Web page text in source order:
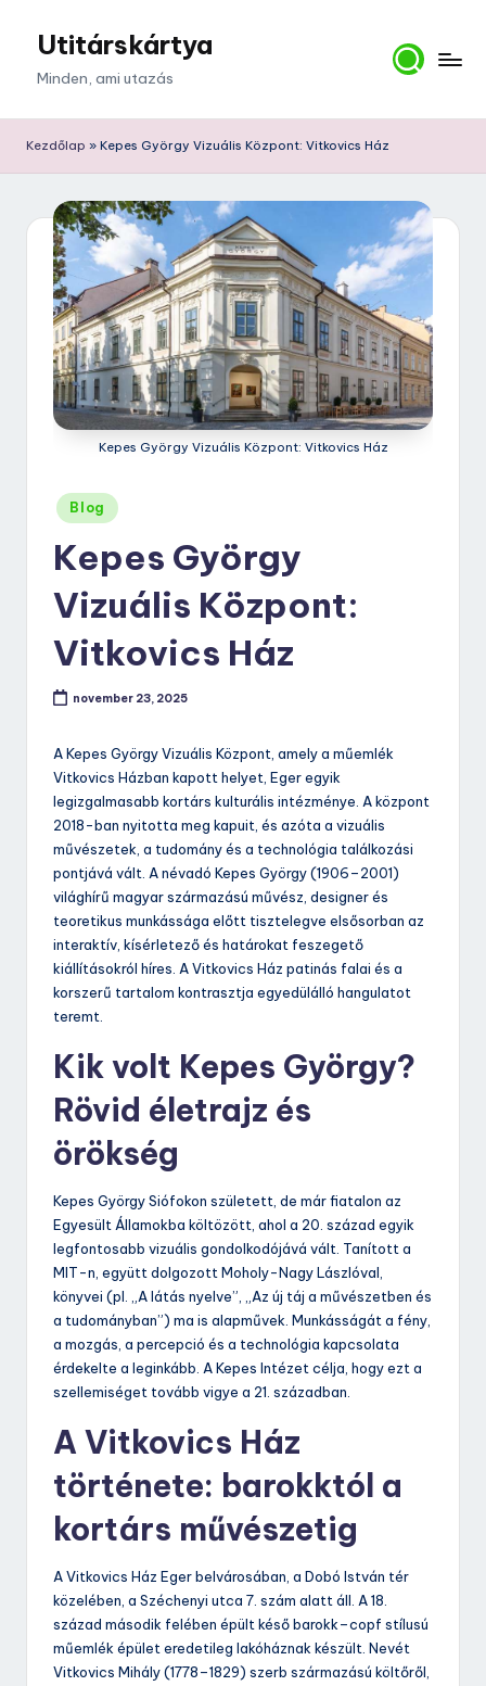
Utitárskártya
Minden, ami utazás
Kezdőlap » Kepes György Vizuális Központ: Vitkovics Ház
Kepes György Vizuális Központ: Vitkovics Ház
Posted
in
Blog
Kepes György
Vizuális Központ:
Vitkovics Ház
november 23, 2025
A Kepes György Vizuális Központ, amely a műemlék
Vitkovics Házban kapott helyet, Eger egyik
legizgalmasabb kortárs kulturális intézménye. A központ
2018-ban nyitotta meg kapuit, és azóta a vizuális
művészetek, a tudomány és a technológia találkozási
pontjává vált. A névadó Kepes György (1906–2001)
világhírű magyar származású művész, designer és
teoretikus munkássága előtt tisztelegve elsősorban az
interaktív, kísérletező és határokat feszegető
kiállításokról híres. A Vitkovics Ház patinás falai és a
korszerű tartalom kontrasztja egyedülálló hangulatot
teremt.
Kik volt Kepes György?
Rövid életrajz és
örökség
Kepes György Siófokon született, de már fiatalon az
Egyesült Államokba költözött, ahol a 20. század egyik
legfontosabb vizuális gondolkodójává vált. Tanított a
MIT-n, együtt dolgozott Moholy-Nagy Lászlóval,
könyvei (pl. „A látás nyelve”, „Az új táj a művészetben és
a tudományban”) ma is alapművek. Munkásságát a fény,
a mozgás, a percepció és a technológia kapcsolata
érdekelte a leginkább. A Kepes Intézet célja, hogy ezt a
szellemiséget tovább vigye a 21. században.
A Vitkovics Ház
története: barokktól a
kortárs művészetig
A Vitkovics Ház Eger belvárosában, a Dobó István tér
közelében, a Széchenyi utca 7. szám alatt áll. A 18.
század második felében épült késő barokk–copf stílusú
műemlék épület eredetileg lakóháznak készült. Nevét
Vitkovics Mihály (1778–1829) szerb származású költőről,